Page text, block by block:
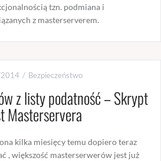
tzn. podmiana i
z masterserverem.
Bezpieczeństwo
z listy podatność – Skrypt
Masterservera
kilka miesięcy temu dopiero teraz
, większość masterserwerów jest już